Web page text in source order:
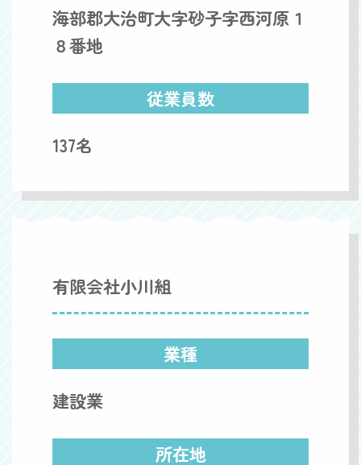
海部郡大治町大字砂子字西河原１
８番地
従業員数
137名
有限会社小川組
業種
建設業
所在地